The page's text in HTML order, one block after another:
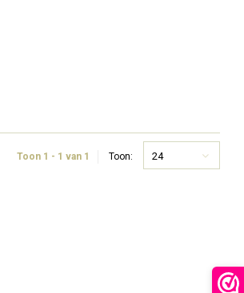
Toon 1 - 1 van 1 Toon: 24